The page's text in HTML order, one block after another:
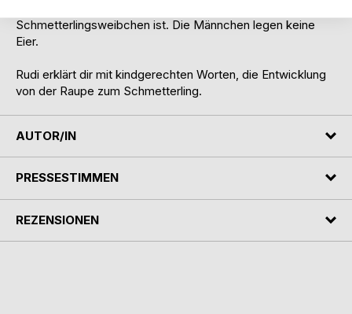
Schmetterlingsweibchen ist. Die Männchen legen keine
Eier.
Rudi erklärt dir mit kindgerechten Worten, die Entwicklung
von der Raupe zum Schmetterling.
AUTOR/IN
PRESSESTIMMEN
REZENSIONEN